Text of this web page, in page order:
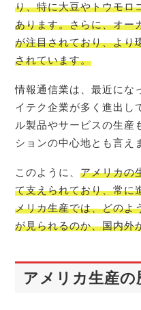
り、特に大豆やトウモロ
あります。さらに、オー
が注目されており、より
されています。
情報通信業は、最近にな
イテク企業が多く進出し
ル製品やサービスの生産
ションの中心地とも言え
このように、アメリカの
て支えられており、常に
メリカ生産では、どのよ
が見られるのか、国内外
アメリカ生産の